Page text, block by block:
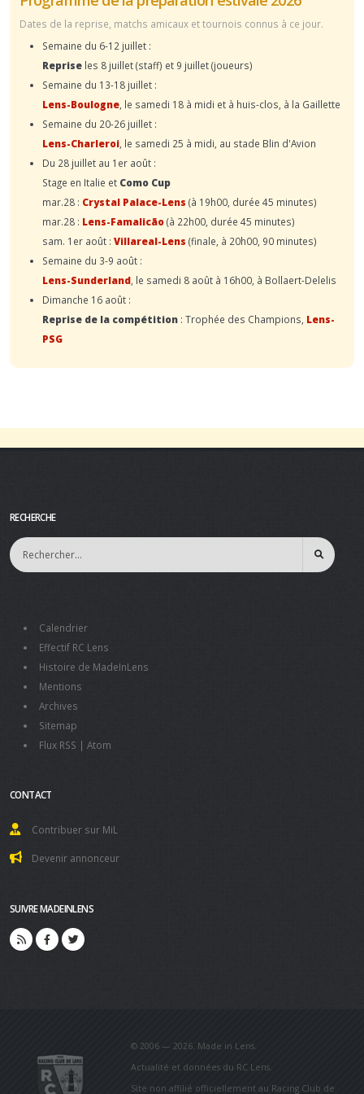
Dates de la reprise, matchs amicaux et tournois connus à ce jour.
Semaine du 6-12 juillet :
Reprise les 8 juillet (staff) et 9 juillet (joueurs)
Semaine du 13-18 juillet :
Lens-Boulogne , le samedi 18 à midi et à huis-clos, à la Gaillette
Semaine du 20-26 juillet :
Lens-Charleroi , le samedi 25 à midi, au stade Blin d'Avion
Du 28 juillet au 1er août :
Stage en Italie et Como Cup
mar.28 : Crystal Palace-Lens (à 19h00, durée 45 minutes)
mar.28 : Lens-Famalicão(à 22h00, durée 45 minutes)
sam. 1er août : Villareal-Lens (finale, à 20h00, 90 minutes)
Semaine du 3-9 août :
Lens-Sunderland , le samedi 8 août à 16h00, à Bollaert-Delelis
Dimanche 16 août :
Reprise de la compétition : Trophée des Champions, Lens-
PSG
RECHERCHE
Calendrier
Effectif RC Lens
Histoire de MadeInLens
Mentions
Archives
Sitemap
Flux RSS | Atom
CONTACT
Contribuer sur MiL
Devenir annonceur
SUIVRE MADEINLENS
© 2006 — 2026. Made in Lens.
Actualité et données du RC Lens.
Site non affilié officiellement au Racing Club de